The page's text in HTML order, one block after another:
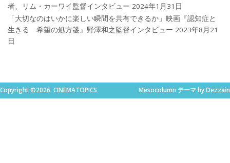
者、リム・カーワイ監督インタビュー 2024年1月31日
「大切なのはいかに楽しい瞬間を共有できるか」映画『認知症と
生きる 希望の処方箋』野澤和之監督インタビュー 2023年8月21
日
Copyright ©2026. CINEMATOPICS Mesocolumn テーマ by Dezzain